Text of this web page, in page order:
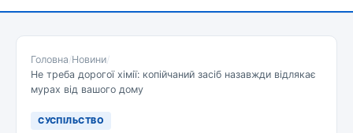
Головна/Новини/
Не треба дорогої хімії: копійчаний засіб назавжди відлякає
мурах від вашого дому
СУСПІЛЬСТВО